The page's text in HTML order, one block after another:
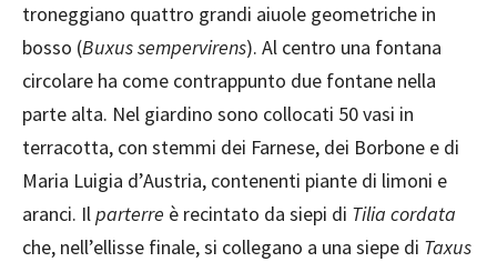
troneggiano quattro grandi aiuole geometriche in
bosso (Buxus sempervirens). Al centro una fontana
circolare ha come contrappunto due fontane nella
parte alta. Nel giardino sono collocati 50 vasi in
terracotta, con stemmi dei Farnese, dei Borbone e di
Maria Luigia d’Austria, contenenti piante di limoni e
aranci. Ilparterre è recintato da siepi di Tilia cordata
che, nell’ellisse finale, si collegano a una siepe di Taxus